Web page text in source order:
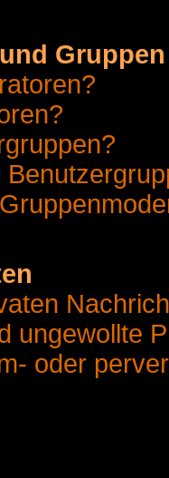
Gruppen
ungewollte
oder